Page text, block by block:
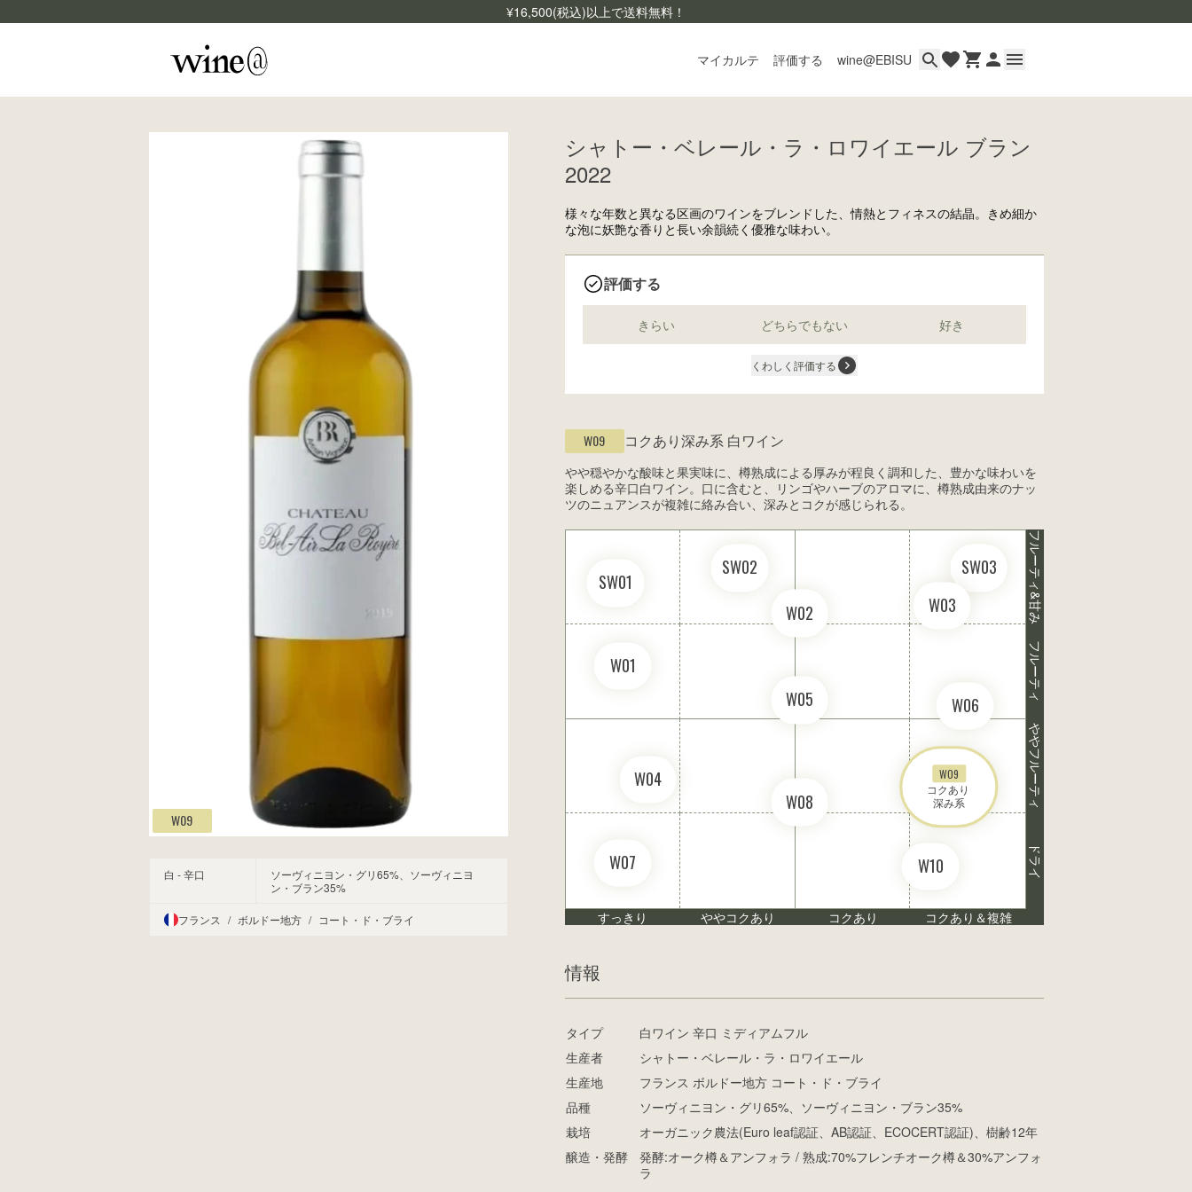
¥16,500(税込)以上で送料無料！
マイカルテ 評価する wine@EBISU
マイカルテ
商品検索
ログイン
お問い合わせ
wine@とは
W09
白 - 辛口
ソーヴィニヨン・グリ65%、ソーヴィニヨ
ン・ブラン35%
フランス / ボルドー地方 / コート・ド・ブライ
シャトー・ベレール・ラ・ロワイエール ブラン
2022
様々な年数と異なる区画のワインをブレンドした、情熱とフィネスの結晶。きめ細か
な泡に妖艶な香りと長い余韻続く優雅な味わい。
評価する
きらい どちらでもない 好き
くわしく評価する
W09 コクあり深み系 白ワイン
やや穏やかな酸味と果実味に、樽熟成による厚みが程良く調和した、豊かな味わいを
楽しめる辛口白ワイン。口に含むと、リンゴやハーブのアロマに、樽熟成由来のナッ
ツのニュアンスが複雑に絡み合い、深みとコクが感じられる。
SW01
SW02 SW03
W01
W02 W03
W04
W05 W06
W07
W08
W09
コクあり
深み系
W10
フルーティ&甘み
フルーティ
ややフルーティ
ドライ
すっきり ややコクあり コクあり コクあり＆複雑
情報
タイプ
白ワイン 辛口 ミディアムフル
生産者
シャトー・ベレール・ラ・ロワイエール
生産地
フランス ボルドー地方 コート・ド・ブライ
品種
ソーヴィニヨン・グリ65%、ソーヴィニヨン・ブラン35%
栽培
オーガニック農法(Euro leaf認証、AB認証、ECOCERT認証)、樹齢12年
醸造・発酵
発酵:オーク樽＆アンフォラ / 熟成:70%フレンチオーク樽＆30%アンフォ
ラ